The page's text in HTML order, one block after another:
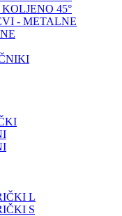
45°
- METALNE
L
S